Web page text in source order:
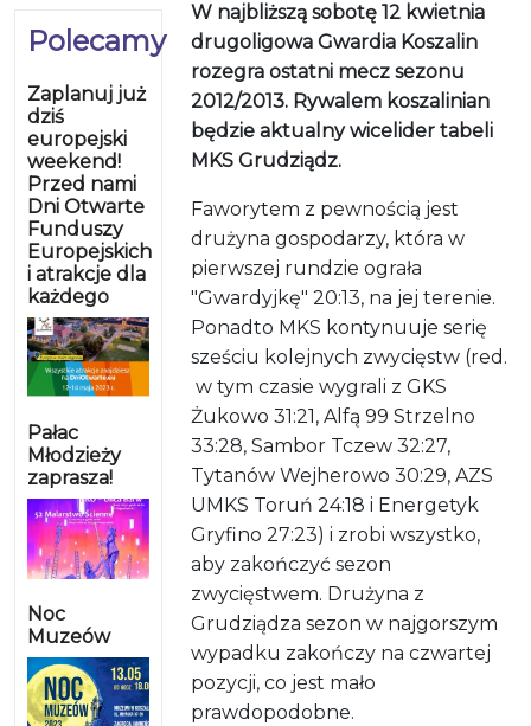
Polecamy
Zaplanuj już
dziś
europejski
weekend!
Przed nami
Dni Otwarte
Funduszy
Europejskich
i atrakcje dla
każdego
Pałac
Młodzieży
zaprasza!
Noc
Muzeów
W najbliższą sobotę 12 kwietnia
drugoligowa Gwardia Koszalin
rozegra ostatni mecz sezonu
2012/2013. Rywalem koszalinian
będzie aktualny wicelider tabeli
MKS Grudziądz.
Faworytem z pewnością jest
drużyna gospodarzy, która w
pierwszej rundzie ograła
"Gwardyjkę" 20:13, na jej terenie.
Ponadto MKS kontynuuje serię
sześciu kolejnych zwycięstw (red.
w tym czasie wygrali z GKS
Żukowo 31:21, Alfą 99 Strzelno
33:28, Sambor Tczew 32:27,
Tytanów Wejherowo 30:29, AZS
UMKS Toruń 24:18 i Energetyk
Gryfino 27:23) i zrobi wszystko,
aby zakończyć sezon
zwycięstwem. Drużyna z
Grudziądza sezon w najgorszym
wypadku zakończy na czwartej
pozycji, co jest mało
prawdopodobne.